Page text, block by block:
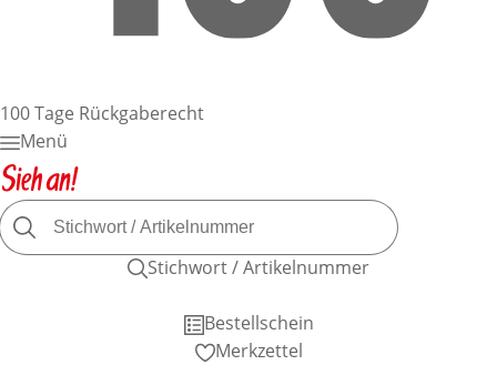
100 Tage Rückgaberecht
Menü
Stichwort / Artikelnummer
Bestellschein
Merkzettel